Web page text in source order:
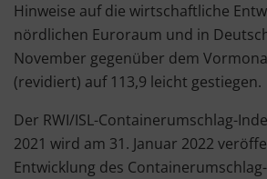
Hinweise auf die wirtschaftliche
nördlichen Euroraum und in
November gegenüber dem
(revidiert) auf 113,9 leicht gestiegen.
Der RWI/ISL-Containerumschlag-
2021 wird am 31. Januar 2022
Entwicklung des